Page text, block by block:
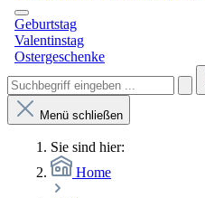
Geburtstag
Valentinstag
Ostergeschenke
Menü schließen
Sie sind hier:
Home